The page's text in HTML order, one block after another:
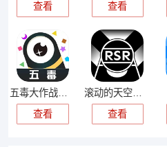
查看
查看
五毒大作战最新版
查看
查看